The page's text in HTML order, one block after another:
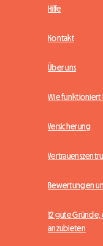
Hilfe
Kontakt
Über uns
Wie funktioniert
Versicherung
Bewertungen
12 gute
anzubieten